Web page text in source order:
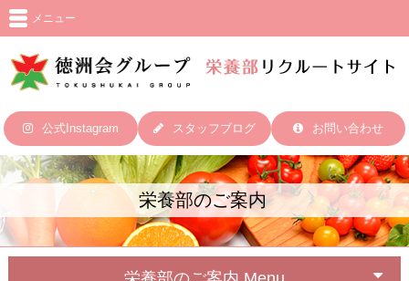
メニュー
公式Instagram スタッフブログ お問い合わせ
栄養部のご案内